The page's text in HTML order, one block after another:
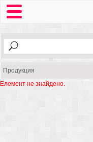
Продукция
Елемент не знайдено.